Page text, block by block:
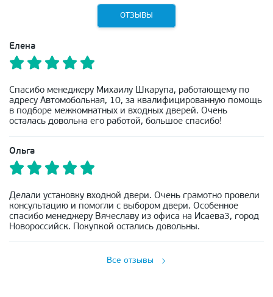
ОТЗЫВЫ
Елена
Спасибо менеджеру Михаилу Шкарупа, работающему по
адресу Автомобольная, 10, за квалифицированную помощь
в подборе межкомнатных и входных дверей. Очень
осталась довольна его работой, большое спасибо!
Ольга
Делали установку входной двери. Очень грамотно провели
консультацию и помогли с выбором двери. Особенное
спасибо менеджеру Вячеславу из офиса на Исаева3, город
Новороссийск. Покупкой остались довольны.
Все отзывы